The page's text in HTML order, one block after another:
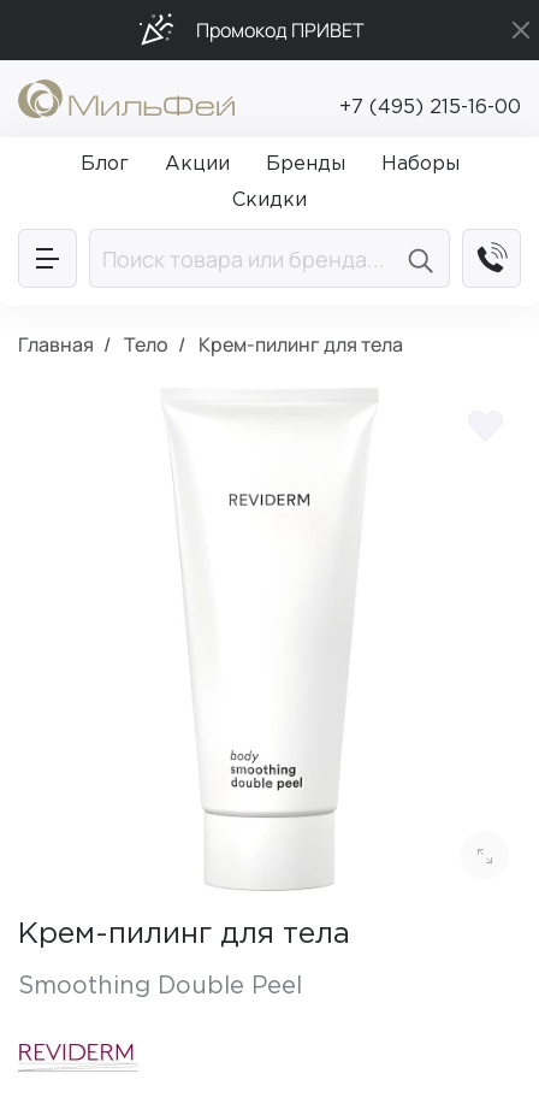
Промокод ПРИВЕТ
Бесплатная доставка от 5 000₽
Подарки в каждый заказ от 5 000₽
+7 (495) 215-16-00
Блог Акции Бренды
Наборы
Скидки
Главная Тело Крем-пилинг для тела
Крем-пилинг для тела
Smoothing Double Peel